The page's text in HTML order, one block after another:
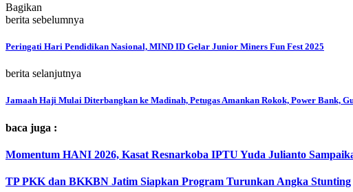
Bagikan
berita sebelumnya
Peringati Hari Pendidikan Nasional, MIND ID Gelar Junior Miners Fun Fest 2025
berita selanjutnya
Jamaah Haji Mulai Diterbangkan ke Madinah, Petugas Amankan Rokok, Power Bank,
baca juga :
Momentum HANI 2026, Kasat Resnarkoba IPTU Yuda Julianto
TP PKK dan BKKBN Jatim Siapkan Program Turunkan Angka Stunting